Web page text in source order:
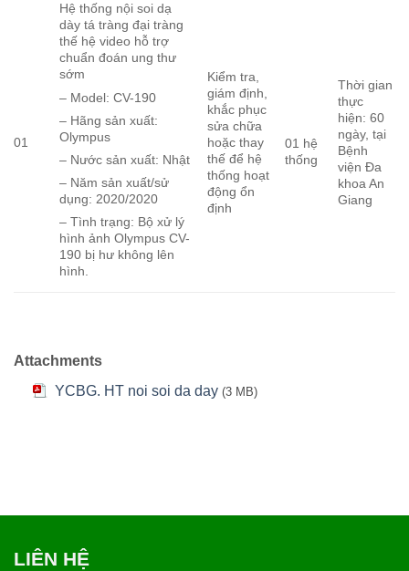
01
Hệ thống nội soi dạ
dày tá tràng đại tràng
thế hệ video hỗ trợ
chuẩn đoán ung thư
sớm
– Model: CV-190
– Hãng sản xuất:
Olympus
– Nước sản xuất: Nhật
– Năm sản xuất/sử
dụng: 2020/2020
– Tình trạng: Bộ xử lý
hình ảnh Olympus CV-
190 bị hư không lên
hình.
Kiểm tra,
giám định,
khắc phục
sửa chữa
hoặc thay
thế để hệ
thống hoạt
động ổn
định
01 hệ
thống
Thời gian
thực
hiện: 60
ngày, tại
Bệnh
viện Đa
khoa An
Giang
Attachments
YCBG. HT noi soi da day (3 MB)
LIÊN HỆ